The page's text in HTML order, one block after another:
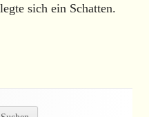
sich ein Schatten.